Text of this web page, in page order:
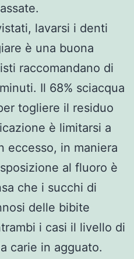
lavarsi i denti
è una buona
raccomandano di
Il 68% sciacqua
togliere il residuo
è limitarsi a
eccesso, in maniera
al fluoro è
che i succhi di
delle bibite
i casi il livello di
carie in agguato.